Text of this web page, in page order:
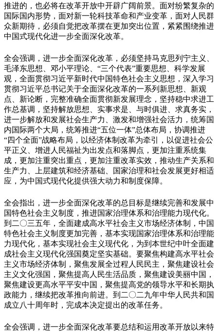
推进的，也必将在改革开放中开辟广阔前景。面对纷繁复杂的
国际国内形势，面对新一轮科技革命和产业变革，面对人民群
众新期待，必须自觉把改革摆在更加突出位置，紧紧围绕推进
中国式现代化进一步全面深化改革。
全会强调，进一步全面深化改革，必须坚持马克思列宁主义、
毛泽东思想、邓小平理论、“三个代表”重要思想、科学发展
观，全面贯彻习近平新时代中国特色社会主义思想，深入学习
贯彻习近平总书记关于全面深化改革的一系列新思想、新观
点、新论断，完整准确全面贯彻新发展理念，坚持稳中求进工
作总基调，坚持解放思想、实事求是、与时俱进、求真务实，
进一步解放和发展社会生产力、激发和增强社会活力，统筹国
内国际两个大局，统筹推进“五位一体”总体布局，协调推进
“四个全面”战略布局，以经济体制改革为牵引，以促进社会公
平正义、增进人民福祉为出发点和落脚点，更加注重系统集
成，更加注重突出重点，更加注重改革实效，推动生产关系和
生产力、上层建筑和经济基础、国家治理和社会发展更好相适
应，为中国式现代化提供强大动力和制度保障。
全会指出，进一步全面深化改革的总目标是继续完善和发展中
国特色社会主义制度，推进国家治理体系和治理能力现代化。
到二〇三五年，全面建成高水平社会主义市场经济体制，中国
特色社会主义制度更加完善，基本实现国家治理体系和治理能
力现代化，基本实现社会主义现代化，为到本世纪中叶全面建
成社会主义现代化强国奠定坚实基础。要聚焦构建高水平社会
主义市场经济体制，聚焦发展全过程人民民主，聚焦建设社会
主义文化强国，聚焦提高人民生活品质，聚焦建设美丽中国，
聚焦建设更高水平平安中国，聚焦提高党的领导水平和长期执
政能力，继续把改革推向前进。到二〇二九年中华人民共和国
成立八十周年时，完成本决定提出的改革任务。
全会强调，进一步全面深化改革要总结和运用改革开放以来特